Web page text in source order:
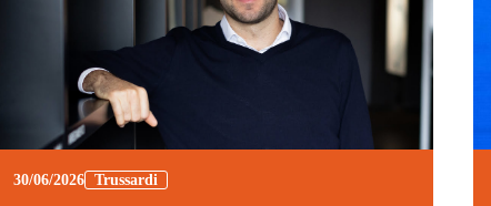
30/06/2026 Trussardi